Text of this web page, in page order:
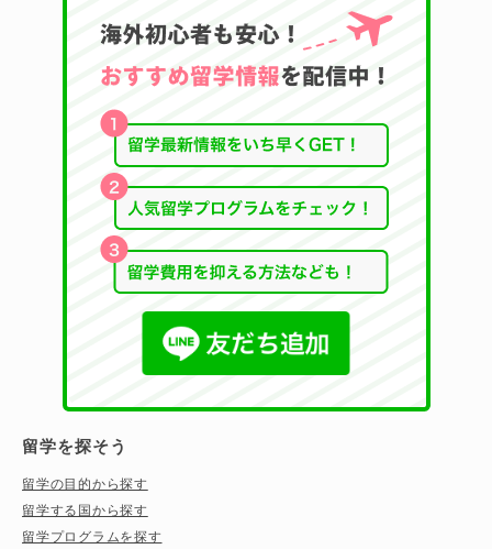
留学を探そう
留学の目的から探す
留学する国から探す
留学プログラムを探す